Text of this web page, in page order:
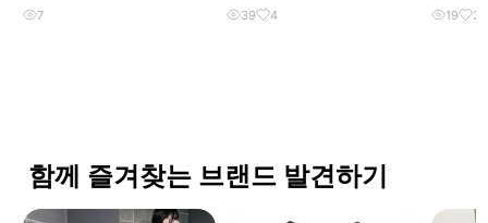
7 39 4 19 3
함께 즐겨찾는 브랜드 발견하기